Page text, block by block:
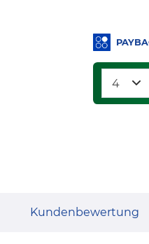
Kundenbewertung